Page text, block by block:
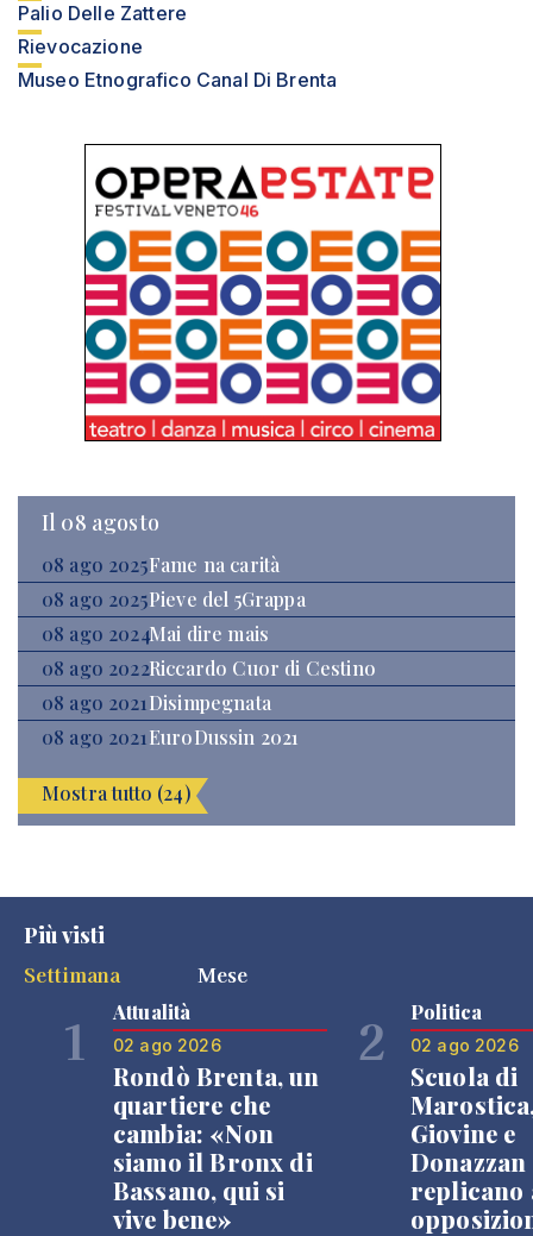
Palio Delle Zattere
Rievocazione
Museo Etnografico Canal Di Brenta
Il 08 agosto
08 ago 2025Fame na carità
08 ago 2025Pieve del 5Grappa
08 ago 2024Mai dire mais
08 ago 2022Riccardo Cuor di Cestino
08 ago 2021Disimpegnata
08 ago 2021EuroDussin 2021
Mostra tutto (24)
Più visti
Settimana
Mese
1 Attualità
02 ago 2026
Rondò Brenta, un
quartiere che
cambia: «Non
siamo il Bronx di
Bassano, qui si
vive bene»
2 Politica
02 ago 2026
Scuola di
Giovine e
Donazzan
replicano